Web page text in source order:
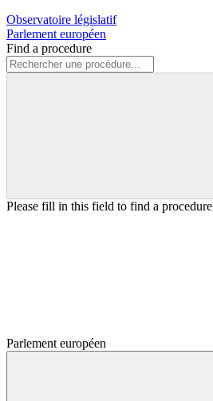
Observatoire législatif
Parlement européen
Find a procedure
Please fill in this field to find a procedure
Parlement européen